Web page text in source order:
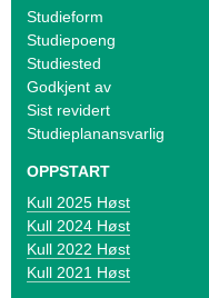
a
l
o
V
i
k
Studieform
Studiepoeng
Studiested
Godkjent av
Sist revidert
Studieplanansvarlig
OPPSTART
2025 Høst
2024 Høst
2022 Høst
2021 Høst